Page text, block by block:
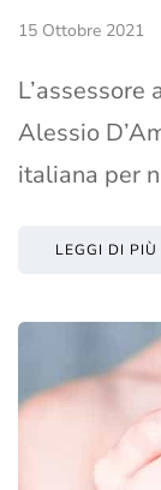
15 Ottobre 2021
Alessio
italiana per
LEGGI DI PIÙ